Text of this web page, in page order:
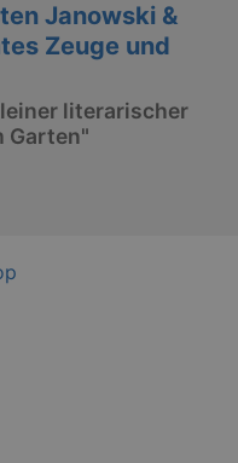
Janowski &
Zeuge und
literarischer
Garten"